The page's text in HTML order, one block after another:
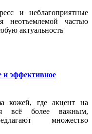
и неблагоприятные
неотъемлемой частью
актуальность
и эффективное
кожей, где акцент на
всё более важным,
множество